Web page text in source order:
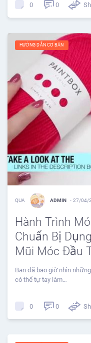
0 0
HƯỚNG DẪN CƠ BẢN
QUA ADMIN - 27/04/
Hành Trình
Chuẩn Bị
Mũi Móc Đầu
Bạn đã bao giờ nhìn
có thể tự tay làm…
0 0